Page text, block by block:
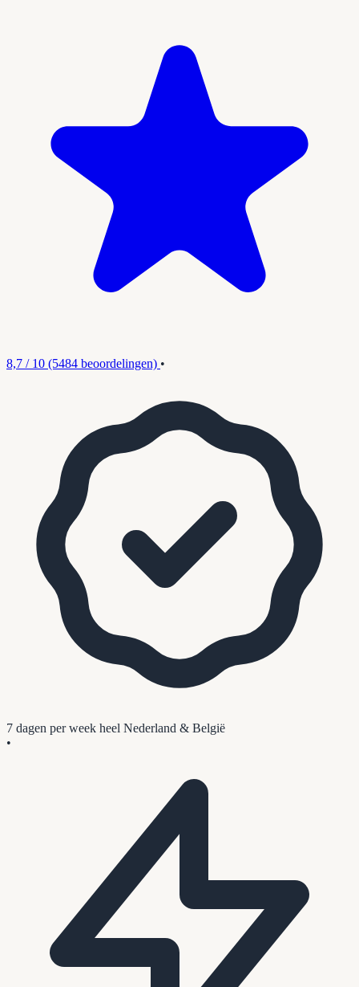
8,7 / 10 (5484 beoordelingen) •
7 dagen per week heel Nederland & België
•